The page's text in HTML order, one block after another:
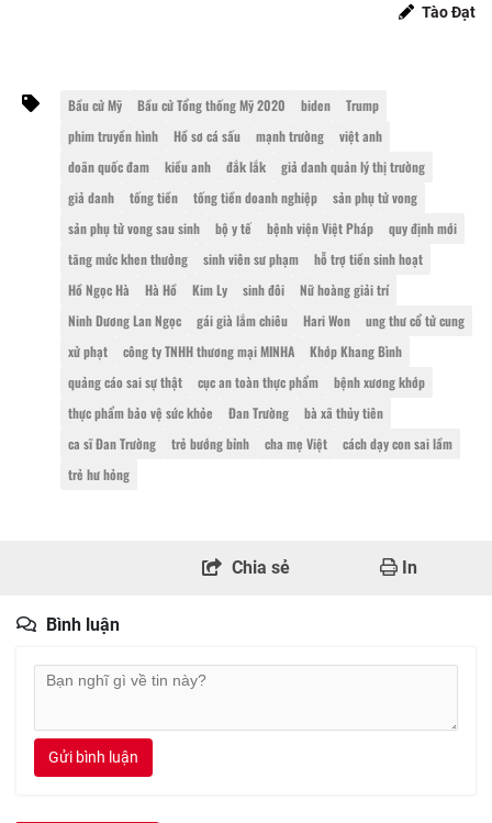
Tào Đạt
Bầu cử Mỹ Bầu cử Tổng thống Mỹ 2020 biden
Trump
phim truyền hình
Hồ sơ cá sấu mạnh trường
việt anh
doãn quốc đam
kiều anh đắk lắk
giả danh quản lý thị trường
giả danh
tống tiền tống tiền doanh nghiệp
sản phụ tử vong
sản phụ tử vong sau sinh
bộ y tế bệnh viện Việt Pháp
quy định mới
tăng mức khen thưởng
sinh viên sư phạm
hỗ trợ tiền sinh hoạt
Hồ Ngọc Hà
Hà Hồ Kim Ly sinh đôi
Nữ hoàng giải trí
Ninh Dương Lan Ngọc
gái già lắm chiêu Hari Won
ung thư cổ tử cung
xử phạt
công ty TNHH thương mại MINHA
Khớp Khang Bình
quảng cáo sai sự thật
cục an toàn thực phẩm
bệnh xương khớp
thực phẩm bảo vệ sức khỏe
Đan Trường
bà xã thủy tiên
ca sĩ Đan Trường
trẻ bướng bỉnh cha mẹ Việt
cách dạy con sai lầm
trẻ hư hỏng
Chia sẻ In
Bình luận
Gửi bình luận